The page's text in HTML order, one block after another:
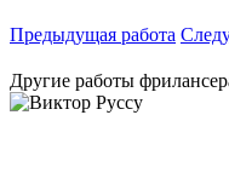
Предыдущая работа
Другие работы